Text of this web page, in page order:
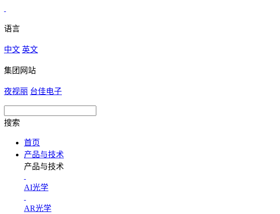
语言
中文 英文
集团网站
夜视丽 台佳电子
搜索
首页
产品与技术
产品与技术
AI光学
AR光学